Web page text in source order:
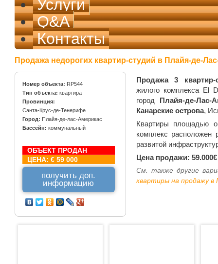
Услуги
Q&A
Контакты
Продажа недорогих квартир-студий в Плайя-де-
Номер объекта: RP544
Тип объекта: квартира
Провинция:
Санта-Крус-де-Тенерифе
Город: Плайя-де-лас-Америкас
Бассейн: коммунальный
ОБЪЕКТ ПРОДАН
ЦЕНА: € 59 000
получить доп.
информацию
Продажа 3 квартир-
жилого комплекса El
город Плайя-де-Лас-
Канарские острова,
Квартиры площадью
комплекс
развитой
Цена продажи: 59.000€
См. также другие
квартиры на продажу в